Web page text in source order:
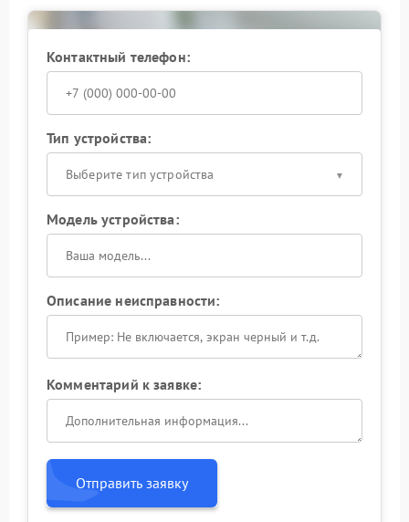
затрат и сохранить стабильность работы устройства.
Обращаясь в сервисный центр Infinix, владелец
получает официальные рекомендации, прозрачные
условия и гарантию на выполненные работы.
Контактный телефон:
Тип устройства:
Выберите тип устройства
Модель устройства:
Описание неисправности:
Комментарий к заявке:
Отправить заявку